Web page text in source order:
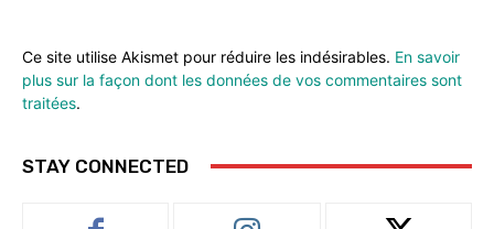
Ce site utilise Akismet pour réduire les indésirables. En savoir
plus sur la façon dont les données de vos commentaires sont
traitées.
STAY CONNECTED